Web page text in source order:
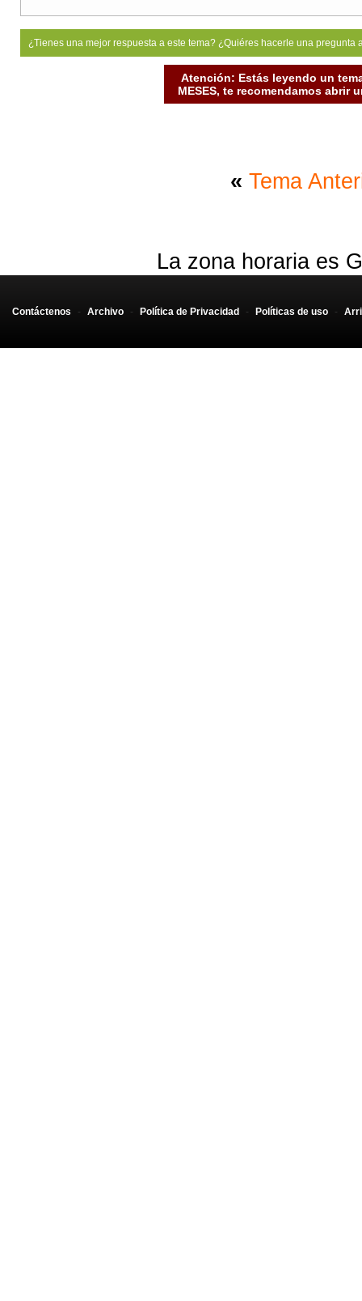
¿Tienes una mejor respuesta a este tema? ¿Quiéres hacerle una
Atención: Estás leyendo un
MESES, te recomendamos abrir
« Tema
La zona horaria es
Contáctenos - Archivo - Política de Privacidad - Políticas de uso -